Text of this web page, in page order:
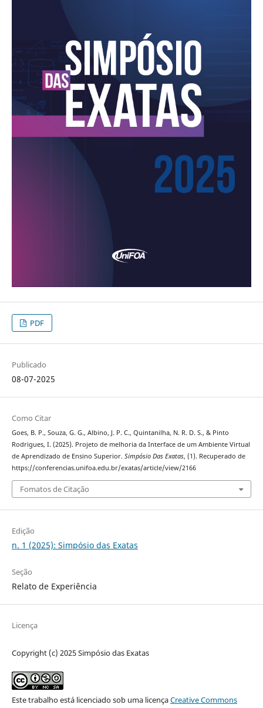
PDF
Publicado
08-07-2025
Como Citar
Goes, B. P., Souza, G. G., Albino, J. P. C., Quintanilha, N. R. D. S., & Pinto
Rodrigues, I. (2025). Projeto de melhoria da Interface de um Ambiente Virtual
de Aprendizado de Ensino Superior. Simpósio Das Exatas, (1). Recuperado de
https://conferencias.unifoa.edu.br/exatas/article/view/2166
Fomatos de Citação
Edição
n. 1 (2025): Simpósio das Exatas
Seção
Relato de Experiência
Licença
Copyright (c) 2025 Simpósio das Exatas
Este trabalho está licenciado sob uma licençaCreative Commons